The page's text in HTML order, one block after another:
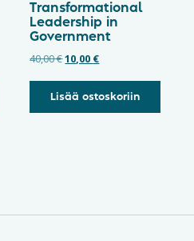
Transformational
Leadership in
Government
40,00€10,00 €
Lisää ostoskoriin